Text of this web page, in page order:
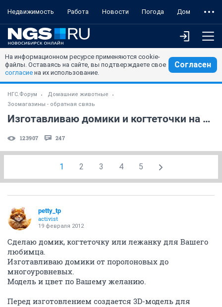
Недвижимость Работа Новости Погода Дом
На информационном ресурсе применяются cookie-
файлы. Оставаясь на сайте, вы подтверждаете свое
согласие на их использование.
Согласен
НГС.Форум
Домашние животные
Зоомагазины - обратная связь
Изготавливаю домики и когтеточки на заказ
123907 247
1 2 3 4 5
petty_tp
activist
19 февраля 2012
Сделаю домик, когтеточку или лежанку для Вашего
любимца.
Изготавливаю домики от поролоновых до
многоуровневых.
Модель и цвет по Вашему желанию.
Перед изготовлением создается 3D-модель для